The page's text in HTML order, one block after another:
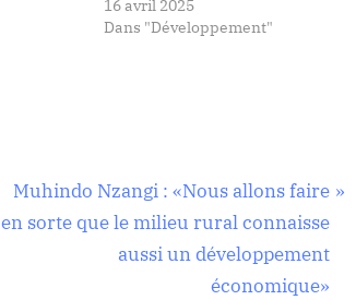
16 avril 2025
Dans "Développement"
N
e
Muhindo Nzangi : «Nous allons faire
en sorte que le milieu rural connaisse
aussi un développement
économique»